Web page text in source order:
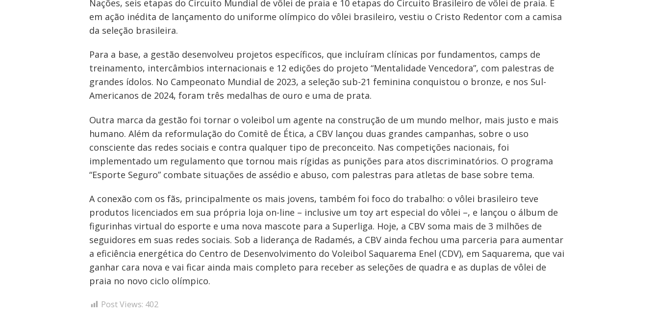
Nações, seis etapas do Circuito Mundial de vôlei de praia e 10 etapas do Circuito Brasileiro de vôlei de praia. E
em ação inédita de lançamento do uniforme olímpico do vôlei brasileiro, vestiu o Cristo Redentor com a camisa
da seleção brasileira.
Para a base, a gestão desenvolveu projetos específicos, que incluíram clínicas por fundamentos, camps de
treinamento, intercâmbios internacionais e 12 edições do projeto “Mentalidade Vencedora”, com palestras de
grandes ídolos. No Campeonato Mundial de 2023, a seleção sub-21 feminina conquistou o bronze, e nos Sul-
Americanos de 2024, foram três medalhas de ouro e uma de prata.
Outra marca da gestão foi tornar o voleibol um agente na construção de um mundo melhor, mais justo e mais
humano. Além da reformulação do Comitê de Ética, a CBV lançou duas grandes campanhas, sobre o uso
consciente das redes sociais e contra qualquer tipo de preconceito. Nas competições nacionais, foi
implementado um regulamento que tornou mais rígidas as punições para atos discriminatórios. O programa
“Esporte Seguro” combate situações de assédio e abuso, com palestras para atletas de base sobre tema.
A conexão com os fãs, principalmente os mais jovens, também foi foco do trabalho: o vôlei brasileiro teve
produtos licenciados em sua própria loja on-line – inclusive um toy art especial do vôlei –, e lançou o álbum de
figurinhas virtual do esporte e uma nova mascote para a Superliga. Hoje, a CBV soma mais de 3 milhões de
seguidores em suas redes sociais. Sob a liderança de Radamés, a CBV ainda fechou uma parceria para aumentar
a eficiência energética do Centro de Desenvolvimento do Voleibol Saquarema Enel (CDV), em Saquarema, que vai
ganhar cara nova e vai ficar ainda mais completo para receber as seleções de quadra e as duplas de vôlei de
praia no novo ciclo olímpico.
Post Views: 402